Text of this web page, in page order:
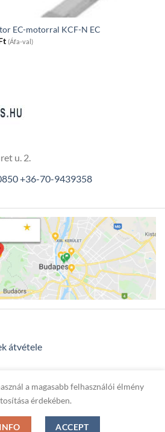
EC-motorral KCF-N EC
Price
range:
(Áfa-val)
u. 2.
+36-70-9439358
átvétele
a magasabb felhasználói élmény
érdekében.
ACCEPT